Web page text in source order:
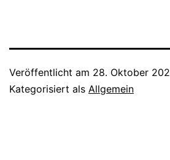
Veröffentlicht am 28. Oktober
Kategorisiert als Allgemein